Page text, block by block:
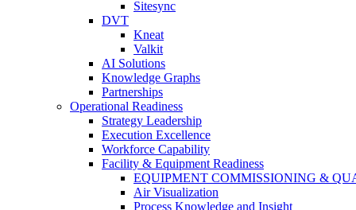
Sitesync
DVT
Kneat
Valkit
AI Solutions
Knowledge Graphs
Partnerships
Operational Readiness
Strategy Leadership
Execution Excellence
Workforce Capability
Facility & Equipment Readiness
EQUIPMENT COMMISSIONING &
Air Visualization
Process Knowledge and Insight